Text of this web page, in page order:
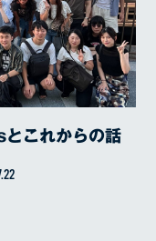
これからの話